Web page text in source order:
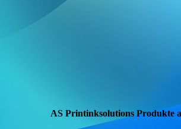
AS Printinksolutions Produkte